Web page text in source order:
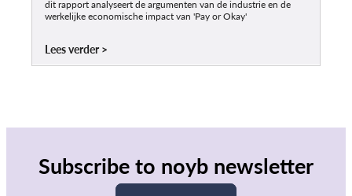
dit rapport analyseert de argumenten van de industrie en de
werkelijke economische impact van 'Pay or Okay'
Lees verder
Subscribe to noyb newsletter